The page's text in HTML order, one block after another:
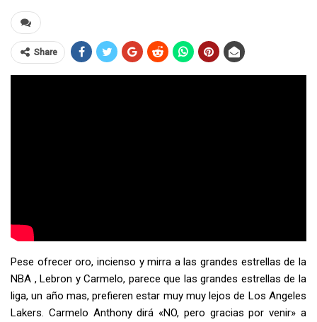
Share
Pese ofrecer oro, incienso y mirra a las grandes estrellas de la
NBA , Lebron y Carmelo, parece que las grandes estrellas de la
liga, un año mas, prefieren estar muy muy lejos de Los Angeles
Lakers. Carmelo Anthony dirá «NO, pero gracias por venir» a